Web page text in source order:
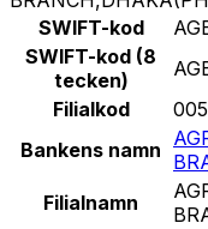
SWIFT-kod
SWIFT-kod (8
tecken)
Filialkod
005
Bankens namn
Filialnamn